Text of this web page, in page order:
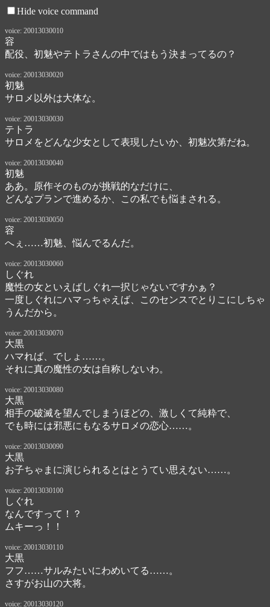
Hide voice command
voice: 20013030010
容
配役、初魅やテトラさんの中ではもう決まってるの？
voice: 20013030020
初魅
サロメ以外は大体な。
voice: 20013030030
テトラ
サロメをどんな少女として表現したいか、初魅次第だね。
voice: 20013030040
初魅
ああ。原作そのものが挑戦的なだけに、
どんなプランで進めるか、この私でも悩まされる。
voice: 20013030050
容
へぇ……初魅、悩んでるんだ。
voice: 20013030060
しぐれ
魔性の女といえばしぐれ一択じゃないですかぁ？
一度しぐれにハマっちゃえば、このセンスでとりこにしちゃ
うんだから。
voice: 20013030070
大黒
ハマれば、でしょ……。
それに真の魔性の女は自称しないわ。
voice: 20013030080
大黒
相手の破滅を望んでしまうほどの、激しくて純粋で、
でも時には邪悪にもなるサロメの恋心……。
voice: 20013030090
大黒
お子ちゃまに演じられるとはとうてい思えない……。
voice: 20013030100
しぐれ
なんですって！？
ムキーっ！！
voice: 20013030110
大黒
フフ……サルみたいにわめいてる……。
さすがお山の大将。
voice: 20013030120